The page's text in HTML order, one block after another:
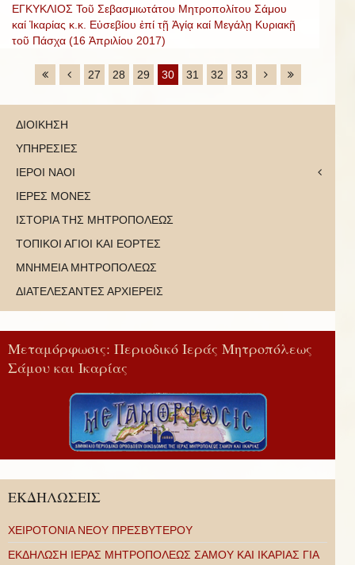
ΕΓΚΥΚΛΙΟΣ Τοῦ Σεβασμιωτάτου Μητροπολίτου Σάμου
καί Ἰκαρίας κ.κ. Εὐσεβίου ἐπί τῇ Ἁγίᾳ καί Μεγάλῃ Κυριακῇ
τοῦ Πάσχα (16 Ἀπριλίου 2017)
27 28 29 30 31 32 33
ΔΙΟΙΚΗΣΗ
ΥΠΗΡΕΣΙΕΣ
ΙΕΡΟΙ ΝΑΟΙ
ΙΕΡΕΣ ΜΟΝΕΣ
ΙΣΤΟΡΙΑ ΤΗΣ ΜΗΤΡΟΠΟΛΕΩΣ
ΤΟΠΙΚΟΙ ΑΓΙΟΙ ΚΑΙ ΕΟΡΤΕΣ
ΜΝΗΜΕΙΑ ΜΗΤΡΟΠΟΛΕΩΣ
ΔΙΑΤΕΛΕΣΑΝΤΕΣ ΑΡΧΙΕΡΕΙΣ
Μεταμόρφωσις: Περιοδικό Ιεράς Μητροπόλεως
Σάμου και Ικαρίας
ΕΚΔΗΛΩΣΕΙΣ
ΧΕΙΡΟΤΟΝΙΑ ΝΕΟΥ ΠΡΕΣΒΥΤΕΡΟΥ
ΕΚΔΗΛΩΣΗ ΙΕΡΑΣ ΜΗΤΡΟΠΟΛΕΩΣ ΣΑΜΟΥ ΚΑΙ ΙΚΑΡΙΑΣ ΓΙΑ